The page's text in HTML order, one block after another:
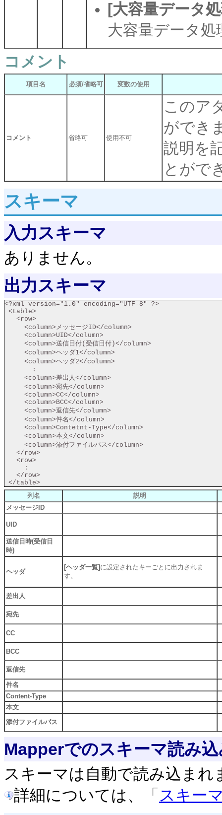
[大容量データ
大容量データ
コメント
項目名 必須/省略可 変数の使用
コメント 省略可 使用不可
このア
ができ
説明を
とがで
スキーマ
入力スキーマ
ありません。
出力スキーマ
<?xml version="1.0" encoding="UTF-8" ?>
<table>
   <row>
     <column>メッセージID</column>
     <column>UID</column>
     <column>送信日付(受信日付)</column>
     <column>ヘッダ1</column>
     <column>ヘッダ2</column>
       :
     <column>差出人</column>
     <column>宛先</column>
     <column>CC</column>
     <column>BCC</column>
     <column>返信先</column>
     <column>件名</column>
     <column>Contetnt-Type</column>
     <column>本文</column>
     <column>添付ファイルパス</column>
   </row>
   <row>
     :
   </row>
列名
説明
メッセージID
UID
送信日時(受信日
時)
ヘッダ
[ヘッダ一覧] に設定されたキーごとに出力されま
す。
差出人
宛先
CC
BCC
返信先
件名
Content-Type
本文
添付ファイルパス
Mapperでのスキーマ読み
スキーマは自動で読み込まれ
詳細については、「 スキー